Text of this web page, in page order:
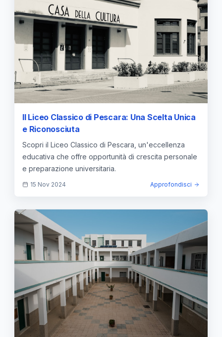
Il Liceo Classico di Pescara: Una Scelta Unica
e Riconosciuta
Scopri il Liceo Classico di Pescara, un'eccellenza
educativa che offre opportunità di crescita personale
e preparazione universitaria.
15 Nov 2024 Approfondisci